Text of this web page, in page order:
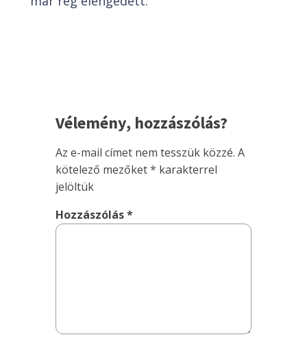
Vélemény, hozzászólás?
Az e-mail címet nem tesszük közzé. A
kötelező mezőket* karakterrel
jelöltük
Hozzászólás*